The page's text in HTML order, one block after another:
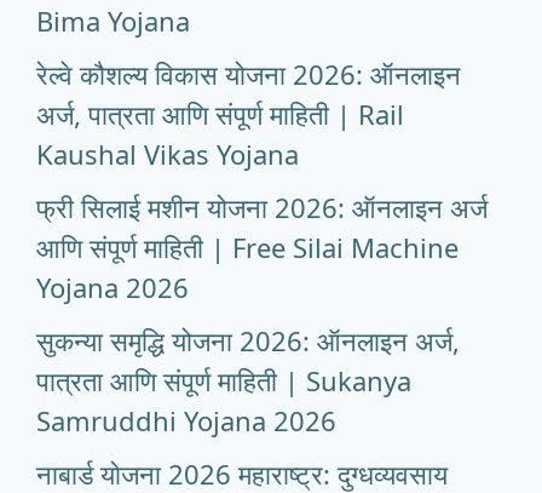
Bima Yojana
रेल्वे कौशल्य विकास योजना 2026: ऑनलाइन
अर्ज, पात्रता आणि संपूर्ण माहिती | Rail
Kaushal Vikas Yojana
फ्री सिलाई मशीन योजना 2026: ऑनलाइन अर्ज
आणि संपूर्ण माहिती | Free Silai Machine
Yojana 2026
सुकन्या समृद्धि योजना 2026: ऑनलाइन अर्ज,
पात्रता आणि संपूर्ण माहिती | Sukanya
Samruddhi Yojana 2026
नाबार्ड योजना 2026 महाराष्ट्र: दुग्धव्यवसाय